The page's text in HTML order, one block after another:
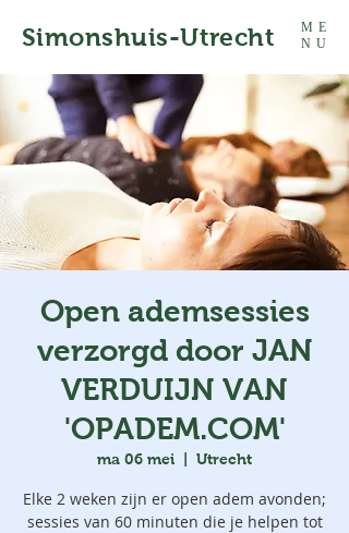
ME
NU
Simonshuis-Utrecht
Open ademsessies
verzorgd door JAN
VERDUIJN VAN
'OPADEM.COM'
ma 06 mei Utrecht
Elke 2 weken zijn er open adem avonden;
sessies van 60 minuten die je helpen tot